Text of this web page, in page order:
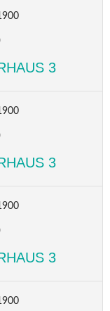
3
3
3